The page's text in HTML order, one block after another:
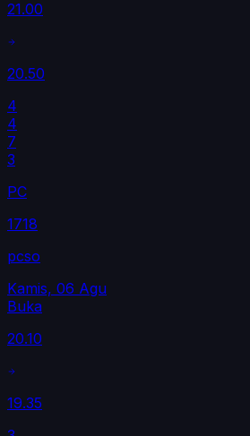
21.00
20.50
4
4
7
3
PC
1718
pcso
Kamis, 06 Agu
Buka
20.10
19.35